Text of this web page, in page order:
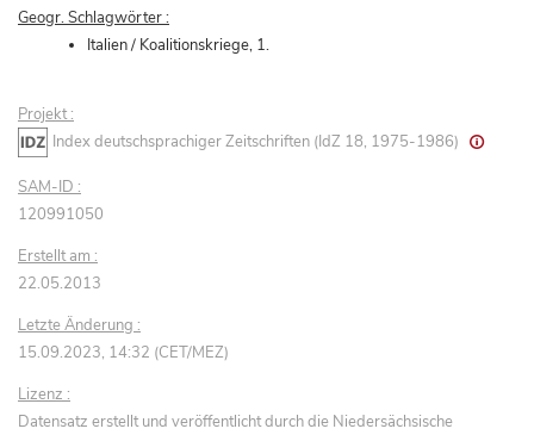
Geogr. Schlagwörter :
Italien / Koalitionskriege, 1.
Projekt :
Index deutschsprachiger Zeitschriften (IdZ 18, 1975-1986)
SAM-ID :
120991050
Erstellt am :
22.05.2013
Letzte Änderung :
15.09.2023, 14:32 (CET/MEZ)
Lizenz :
Datensatz erstellt und veröffentlicht durch die Niedersächsische